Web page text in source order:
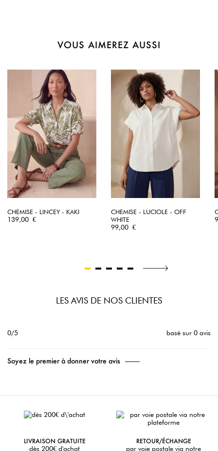
VOUS AIMEREZ AUSSI
CHEMISE - LINCEY - KAKI
Prix
139,00 €
CHEMISE - LUCIOLE - OFF
WHITE
Prix
99,00 €
LES AVIS DE NOS CLIENTES
0/5 basé sur 0 avis
Soyez le premier à donner votre avis
LIVRAISON GRATUITE
dès 200€ d'achat
RETOUR/ÉCHANGE
par voie postale via notre